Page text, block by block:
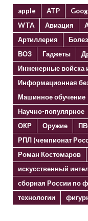
apple ATP
WTA
Авиация
Артиллерия
ВОЗ
Гаджеты
Инженерные войска
Информационная
Машинное обучение
Научно-популярное
ОКР
Оружие
РПЛ (чемпионат
Роман Костомаров
искусственный
сборная России по
технологии